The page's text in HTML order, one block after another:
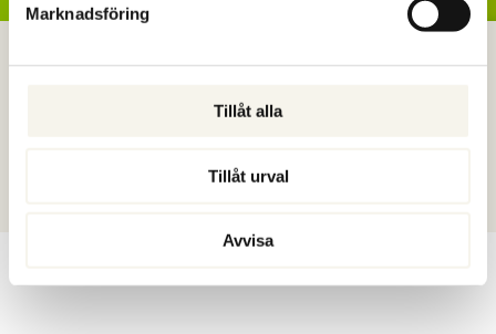
Marknadsföring
Tillåt alla
Tillåt urval
Avvisa
CHEFSSTÖD
komplexitet, förändring och höga krav. Personligt,